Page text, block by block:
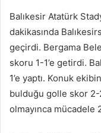
Balıkesir Atatürk
dakikasında
geçirdi. Bergama
skoru 1-1’e getirdi.
1’e yaptı. Konuk
bulduğu golle skor
olmayınca mücadele